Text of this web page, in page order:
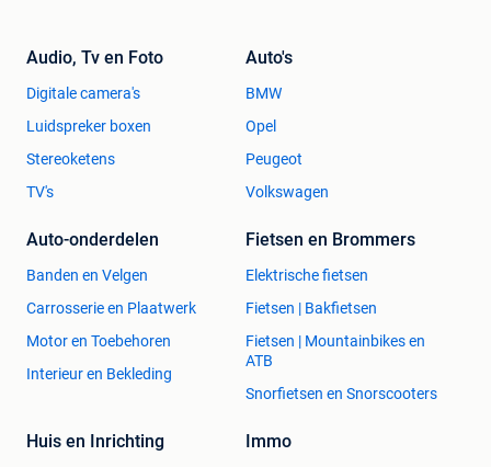
Audio, Tv en Foto
Digitale camera's
Luidspreker boxen
Stereoketens
TV's
Auto's
BMW
Opel
Peugeot
Volkswagen
Auto-onderdelen
Banden en Velgen
Carrosserie en Plaatwerk
Motor en Toebehoren
Interieur en Bekleding
Fietsen en Brommers
Elektrische fietsen
Fietsen | Bakfietsen
Fietsen | Mountainbikes en
ATB
Snorfietsen en Snorscooters
Huis en Inrichting Immo